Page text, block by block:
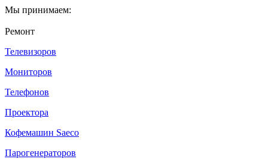
Мы принимаем:
Ремонт
Телевизоров
Мониторов
Телефонов
Проектора
Кофемашин Saeco
Парогенераторов